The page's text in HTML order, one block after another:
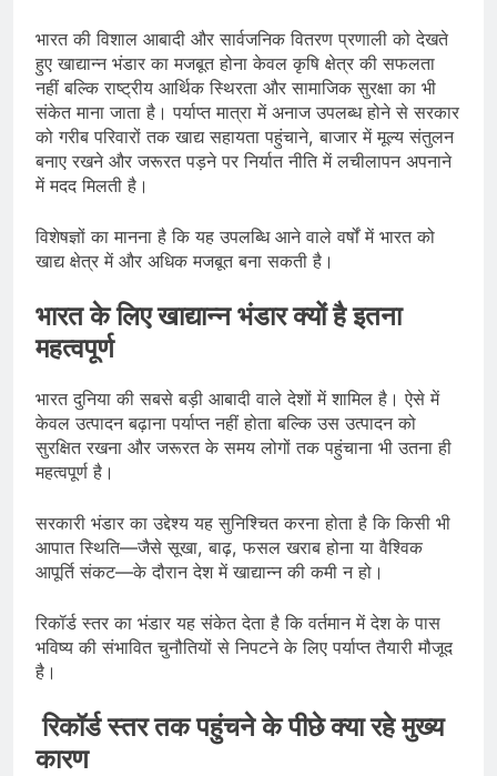
भारत की विशाल आबादी और सार्वजनिक वितरण प्रणाली को देखते
हुए खाद्यान्न भंडार का मजबूत होना केवल कृषि क्षेत्र की सफलता
नहीं बल्कि राष्ट्रीय आर्थिक स्थिरता और सामाजिक सुरक्षा का भी
संकेत माना जाता है। पर्याप्त मात्रा में अनाज उपलब्ध होने से सरकार
को गरीब परिवारों तक खाद्य सहायता पहुंचाने, बाजार में मूल्य संतुलन
बनाए रखने और जरूरत पड़ने पर निर्यात नीति में लचीलापन अपनाने
में मदद मिलती है।
विशेषज्ञों का मानना है कि यह उपलब्धि आने वाले वर्षों में भारत को
खाद्य क्षेत्र में और अधिक मजबूत बना सकती है।
भारत के लिए खाद्यान्न भंडार क्यों है इतना
महत्वपूर्ण
भारत दुनिया की सबसे बड़ी आबादी वाले देशों में शामिल है। ऐसे में
केवल उत्पादन बढ़ाना पर्याप्त नहीं होता बल्कि उस उत्पादन को
सुरक्षित रखना और जरूरत के समय लोगों तक पहुंचाना भी उतना ही
महत्वपूर्ण है।
सरकारी भंडार का उद्देश्य यह सुनिश्चित करना होता है कि किसी भी
आपात स्थिति—जैसे सूखा, बाढ़, फसल खराब होना या वैश्विक
आपूर्ति संकट—के दौरान देश में खाद्यान्न की कमी न हो।
रिकॉर्ड स्तर का भंडार यह संकेत देता है कि वर्तमान में देश के पास
भविष्य की संभावित चुनौतियों से निपटने के लिए पर्याप्त तैयारी मौजूद
है।
रिकॉर्ड स्तर तक पहुंचने के पीछे क्या रहे मुख्य
कारण